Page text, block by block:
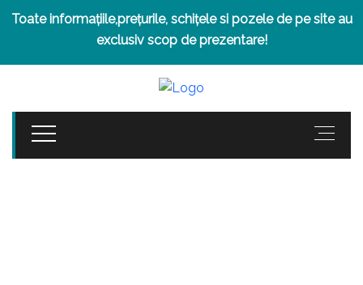
Toate informațiile,prețurile, schițele si pozele de pe site au
exclusiv scop de prezentare!